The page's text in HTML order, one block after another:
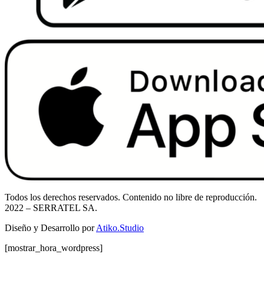
Todos los derechos reservados. Contenido no libre de reproducción.
2022 – SERRATEL SA.
Diseño y Desarrollo porAtiko.Studio
[mostrar_hora_wordpress]